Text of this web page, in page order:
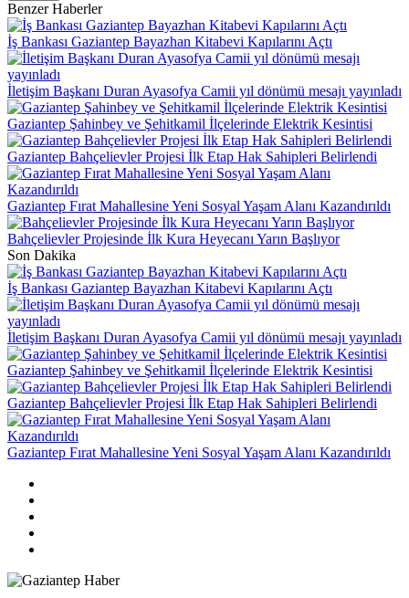
Benzer Haberler
İş Bankası Gaziantep Bayazhan Kitabevi Kapılarını Açtı
İletişim Başkanı Duran Ayasofya Camii yıl dönümü mesajı yayınladı
Gaziantep Şahinbey ve Şehitkamil İlçelerinde Elektrik Kesintisi
Gaziantep Bahçelievler Projesi İlk Etap Hak Sahipleri Belirlendi
Gaziantep Fırat Mahallesine Yeni Sosyal Yaşam Alanı Kazandırıldı
Bahçelievler Projesinde İlk Kura Heyecanı Yarın Başlıyor
Son Dakika
İş Bankası Gaziantep Bayazhan Kitabevi Kapılarını Açtı
İletişim Başkanı Duran Ayasofya Camii yıl dönümü mesajı yayınladı
Gaziantep Şahinbey ve Şehitkamil İlçelerinde Elektrik Kesintisi
Gaziantep Bahçelievler Projesi İlk Etap Hak Sahipleri Belirlendi
Gaziantep Fırat Mahallesine Yeni Sosyal Yaşam Alanı Kazandırıldı